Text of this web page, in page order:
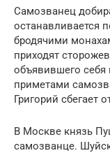
Самозванец
останавливается
бродячими
приходят
объявившего себя
приметами
Григорий сбегает
В Москве князь
самозванце.